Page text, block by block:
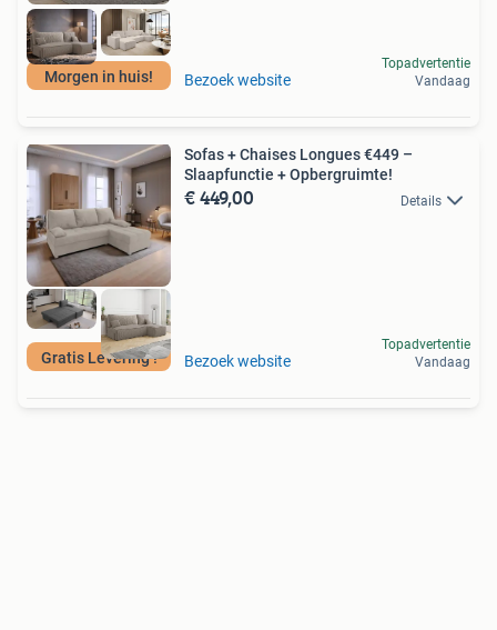
Morgen in huis! Bezoek website
Topadvertentie
Vandaag
Gratis Levering !
Sofas + Chaises Longues €449 –
Slaapfunctie + Opbergruimte!
€ 449,00 Details
Bezoek website
Topadvertentie
Vandaag